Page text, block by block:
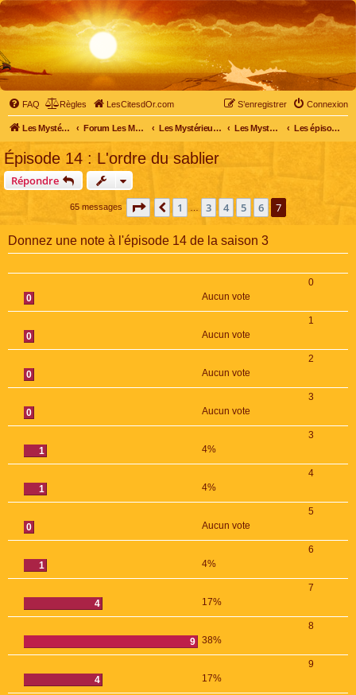
FAQ Règles LesCitesdOr.com Connexion
S’enregistrer
Les Mystérieuses Cités d'Or - LesCitesdOr.com Forum Les Mystérieuses Cités d'Or Les Mystérieuses Cités d'Or Les Mystérieuses Cités d'Or : saison 3 (2016) Les épisodes de la saison 3
Épisode 14 : L'ordre du sablier
Répondre
65 messages Page sur
Précédente
1 3 4 5 6 7
Donnez une note à l'épisode 14 de la saison 3
0
0
Aucun vote
1
0
Aucun vote
2
0
Aucun vote
3
0
Aucun vote
3
1
4%
4
1
4%
5
0
Aucun vote
6
1
4%
7
4
17%
8
9 38%
9
4
17%